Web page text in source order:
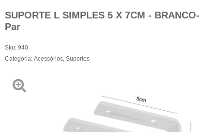
SUPORTE L SIMPLES 5 X 7CM - BRANCO-
Par
Sku: 940
Categoria: Acessórios, Suportes